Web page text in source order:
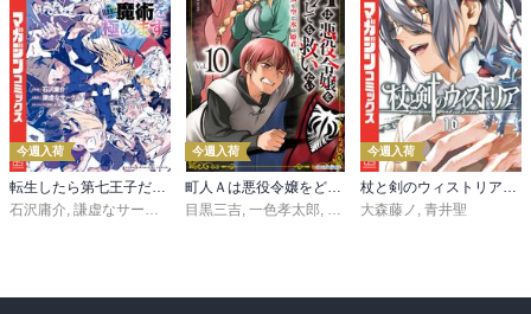
今週入荷
石沢庸介 謙虚なサークル メル。
今週入荷
目黒三吉 一色孝太郎 Parum
今週入荷
大森藤ノ 青井聖